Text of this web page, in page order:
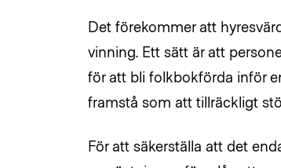
Det förekommer att
vinning. Ett sätt är att
för att bli folkbokförda inför
framstå som att tillräckligt
För att säkerställa att det